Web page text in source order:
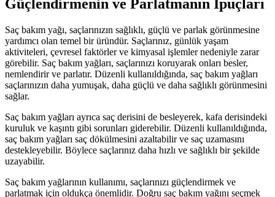
Güçlendirmenin ve Parlatmanın İpuçları
Saç bakım yağı, saçlarınızın sağlıklı, güçlü ve parlak görünmesine
yardımcı olan temel bir üründür. Saçlarınız, günlük yaşam
aktiviteleri, çevresel faktörler ve kimyasal işlemler nedeniyle zarar
görebilir. Saç bakım yağları, saçlarınızı koruyarak onları besler,
nemlendirir ve parlatır. Düzenli kullanıldığında, saç bakım yağları
saçlarınızın daha yumuşak, daha güçlü ve daha sağlıklı görünmesini
sağlar.
Saç bakım yağları ayrıca saç derisini de besleyerek, kafa derisindeki
kuruluk ve kaşıntı gibi sorunları giderebilir. Düzenli kullanıldığında,
saç bakım yağları saç dökülmesini azaltabilir ve saç uzamasını
destekleyebilir. Böylece saçlarınız daha hızlı ve sağlıklı bir şekilde
uzayabilir.
Saç bakım yağlarının kullanımı, saçlarınızı güçlendirmek ve
parlatmak için oldukça önemlidir. Doğru saç bakım yağını seçmek